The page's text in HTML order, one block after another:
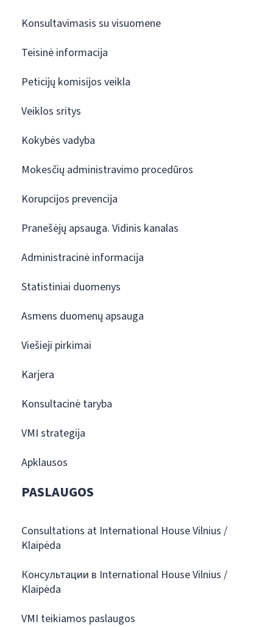
Konsultavimasis su visuomene
Teisinė informacija
Peticijų komisijos veikla
Veiklos sritys
Kokybės vadyba
Mokesčių administravimo procedūros
Korupcijos prevencija
Pranešėjų apsauga. Vidinis kanalas
Administracinė informacija
Statistiniai duomenys
Asmens duomenų apsauga
Viešieji pirkimai
Karjera
Konsultacinė taryba
VMI strategija
Apklausos
PASLAUGOS
Consultations at International House Vilnius /
Klaipėda
Консультации в International House Vilnius /
Klaipėda
VMI teikiamos paslaugos